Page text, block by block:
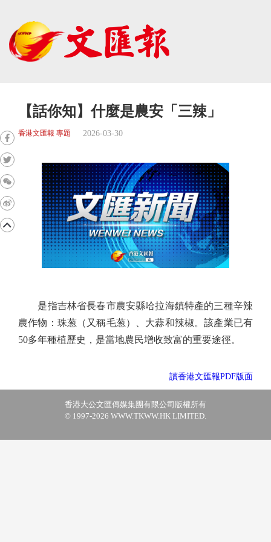
【話你知】什麼是農安「三辣」
香港文匯報 專題 2026-03-30
是指吉林省長春市農安縣哈拉海鎮特產的三種辛辣
農作物：珠葱（又稱毛葱）、大蒜和辣椒。該產業已有
50多年種植歷史，是當地農民增收致富的重要途徑。
讀香港文匯報PDF版面
香港大公文匯傳媒集團有限公司版權所有
© 1997-2026 WWW.TKWW.HK LIMITED.